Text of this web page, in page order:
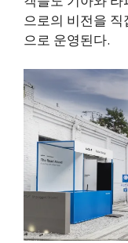
으로의 비전을
으로 운영된다.